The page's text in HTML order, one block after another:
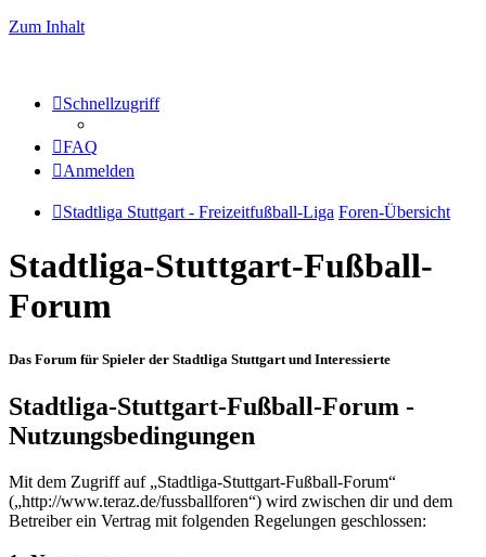
Zum Inhalt
Schnellzugriff
FAQ
Anmelden
Stadtliga Stuttgart - Freizeitfußball-Liga Foren-Übersicht
Stadtliga-Stuttgart-Fußball-
Forum
Das Forum für Spieler der Stadtliga Stuttgart und Interessierte
Stadtliga-Stuttgart-Fußball-Forum -
Nutzungsbedingungen
Mit dem Zugriff auf „Stadtliga-Stuttgart-Fußball-Forum“
(„http://www.teraz.de/fussballforen“) wird zwischen dir und dem
Betreiber ein Vertrag mit folgenden Regelungen geschlossen: